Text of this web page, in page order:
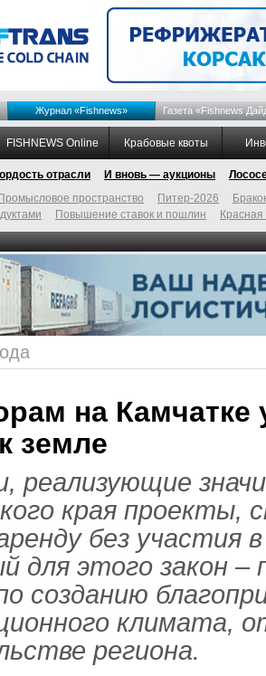
Журнал «Fishnews» Газета «Fishnews
FISHNEWS Online Крабовые квоты
отрасли И вновь — аукционы
Промысловое пространство Питер-2026
Повышение ставок и пошлин
на Камчатке
земле
реализующие
края проекты,
без участия
для этого закон –
созданию
климата,
региона.